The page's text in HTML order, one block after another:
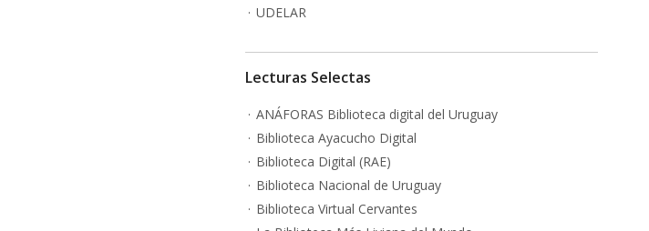
UDELAR
Lecturas Selectas
ANÁFORAS Biblioteca digital del Uruguay
Biblioteca Ayacucho Digital
Biblioteca Digital (RAE)
Biblioteca Nacional de Uruguay
Biblioteca Virtual Cervantes